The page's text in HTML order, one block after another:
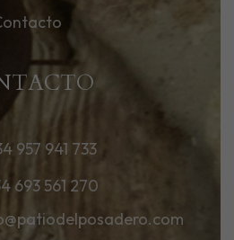
957 941 733
693 561 270